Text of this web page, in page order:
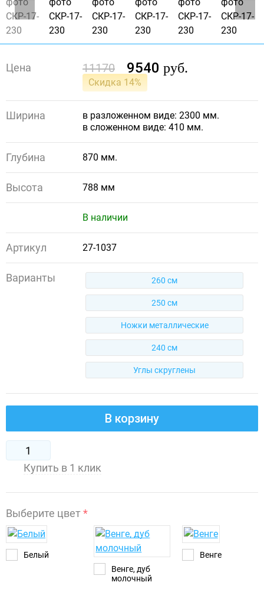
Цена 11170 9540 руб.
Скидка 14%
Ширина
в разложенном виде: 2300 мм.
в сложенном виде: 410 мм.
Глубина 870 мм.
Высота 788 мм
В наличии
Артикул 27-1037
Варианты 260 см
250 см
Ножки металлические
240 см
Углы скруглены
В корзину
Купить в 1 клик
Выберите цвет*
Белый
Венге, дуб
молочный
Венге